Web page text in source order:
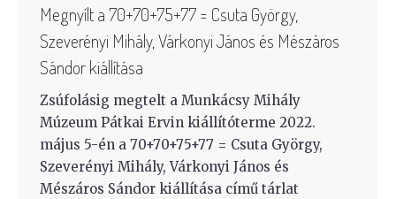
Megnyílt a 70+70+75+77 = Csuta György,
Szeverényi Mihály, Várkonyi János és Mészáros
Sándor kiállítása
Zsúfolásig megtelt a Munkácsy Mihály
Múzeum Pátkai Ervin kiállítóterme 2022.
május 5-én a 70+70+75+77 = Csuta György,
Szeverényi Mihály, Várkonyi János és
Mészáros Sándor kiállítása című tárlat